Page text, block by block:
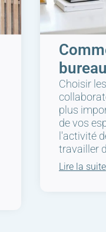
Choisir
plus
de vos
l'activité
travailler
Lire la suite